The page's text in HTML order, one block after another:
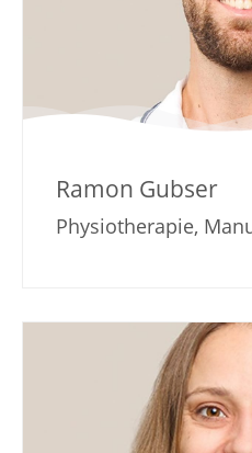
Ramon Gubser
Physiotherapie,